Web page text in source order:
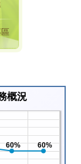
概況
60% 60%